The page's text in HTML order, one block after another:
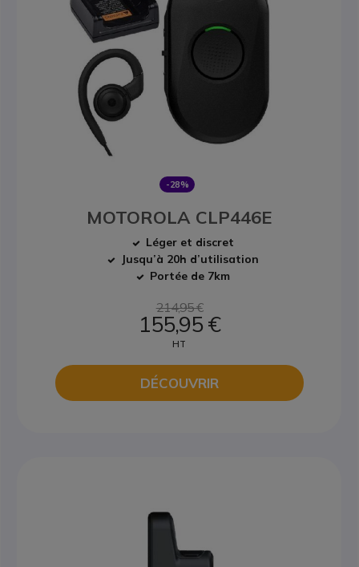
-28%
MOTOROLA CLP446E
Léger et discret
Jusqu’à 20h d’utilisation
Portée de 7km
214,95 €
155,95 €
HT
DÉCOUVRIR